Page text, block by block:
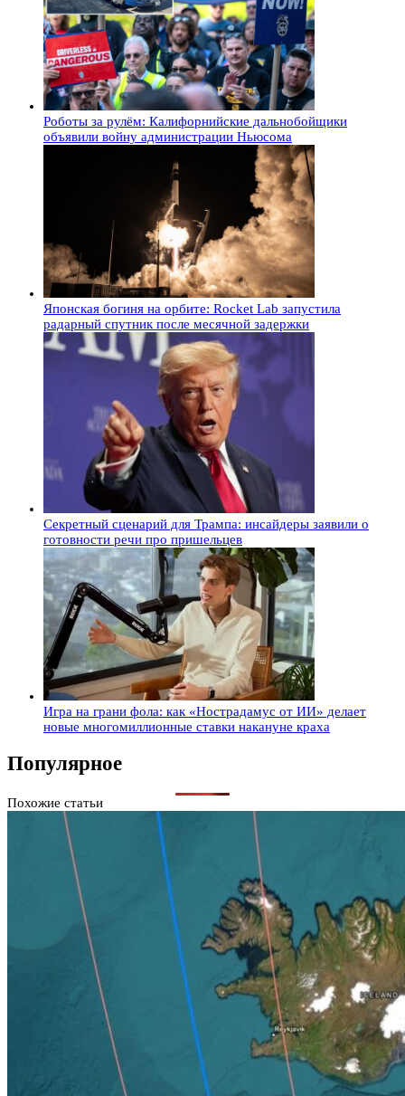
Роботы за рулём: Калифорнийские дальнобойщики
объявили войну администрации Ньюсома
Японская богиня на орбите: Rocket Lab запустила
радарный спутник после месячной задержки
Секретный сценарий для Трампа: инсайдеры заявили о
готовности речи про пришельцев
Игра на грани фола: как «Нострадамус от ИИ» делает
новые многомиллионные ставки накануне краха
Популярное
Похожие статьи